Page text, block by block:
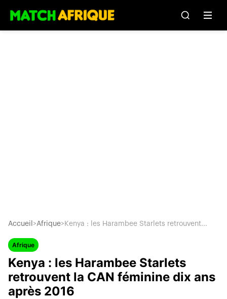
Accueil >Afrique> Kenya : les Harambee Starlets retrouvent...
Afrique
Kenya : les Harambee Starlets
retrouvent la CAN féminine dix ans
après 2016